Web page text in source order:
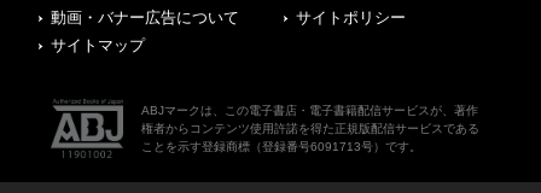
動画・バナー広告について
サイトポリシー
サイトマップ
ABJマークは、この電子書店・電子書籍配信サービスが、著作
権者からコンテンツ使用許諾を得た正規版配信サービスである
ことを示す登録商標（登録番号6091713号）です。